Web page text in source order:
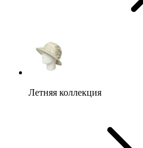
Летняя коллекция